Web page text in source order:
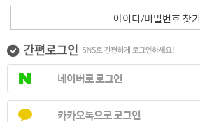
아이디/비밀번호 찾기
네이버로 로그인
카카오톡으로 로그인